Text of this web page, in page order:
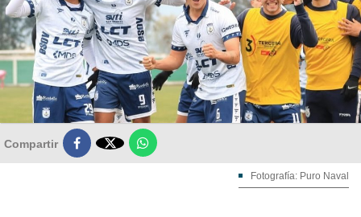
Compartir 
Fotografía: Puro Naval